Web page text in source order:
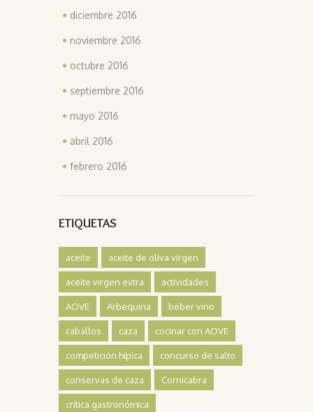
diciembre 2016
noviembre 2016
octubre 2016
septiembre 2016
mayo 2016
abril 2016
febrero 2016
ETIQUETAS
aceite aceite de oliva virgen
aceite virgen extra actividades
AOVE Arbequina beber vino
caballos caza cocinar con AOVE
competición hípica concurso de salto
conservas de caza Cornicabra
crítica gastronómica